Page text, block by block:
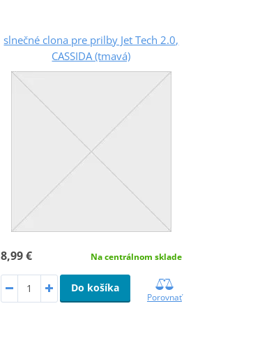
slnečné clona pre prilby Jet Tech 2.0,
CASSIDA (tmavá)
8,99 € Na centrálnom sklade
Do košíka
Porovnať